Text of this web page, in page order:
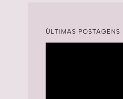
ÚLTIMAS POSTAGENS